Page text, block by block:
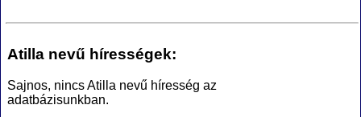
Atilla nevű hírességek:
Sajnos, nincs Atilla nevű híresség az
adatbázisunkban.